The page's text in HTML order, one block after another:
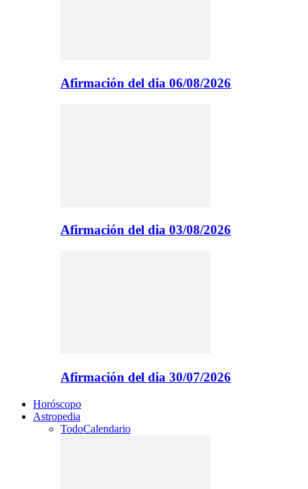
Afirmación del dia 06/08/2026
Afirmación del dia 03/08/2026
Afirmación del dia 30/07/2026
Horóscopo
Astropedia
TodoCalendario